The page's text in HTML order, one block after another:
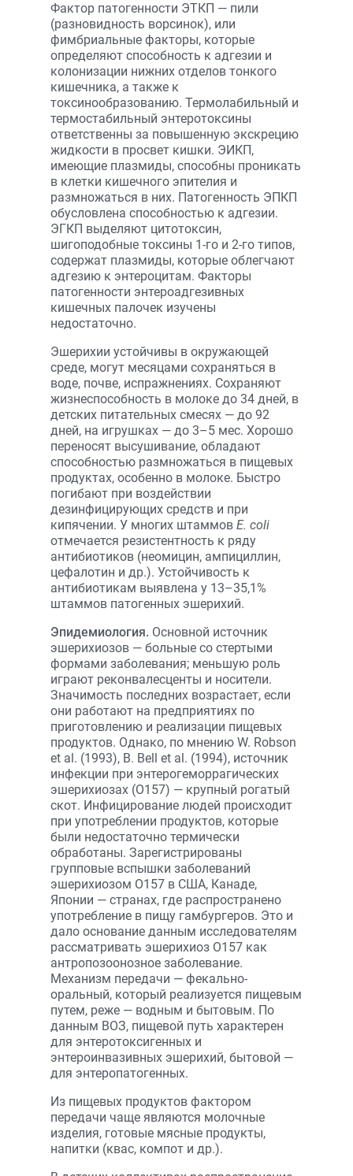
Фактор патогенности ЭТКП — пили
(разновидность ворсинок), или
фимбриальные факторы, которые
определяют способность к адгезии и
колонизации нижних отделов тонкого
кишечника, а также к
токсинообразованию. Термолабильный и
термостабильный энтеротоксины
ответственны за повышенную экскрецию
жидкости в просвет кишки. ЭИКП,
имеющие плазмиды, способны проникать
в клетки кишечного эпителия и
размножаться в них. Патогенность ЭПКП
обусловлена способностью к адгезии.
ЭГКП выделяют цитотоксин,
шигоподобные токсины 1-го и 2-го типов,
содержат плазмиды, которые облегчают
адгезию к энтероцитам. Факторы
патогенности энтероадгезивных
кишечных палочек изучены
недостаточно.
Эшерихии устойчивы в окружающей
среде, могут месяцами сохраняться в
воде, почве, испражнениях. Сохраняют
жизнеспособность в молоке до 34 дней, в
детских питательных смесях — до 92
дней, на игрушках — до 3–5 мес. Хорошо
переносят высушивание, обладают
способностью размножаться в пищевых
продуктах, особенно в молоке. Быстро
погибают при воздей­ствии
дезинфицирующих средств и при
кипячении. У многих штаммов Е. соli
отмечается резистентность к ряду
антибиотиков (неомицин, ампициллин,
цефалотин и др.). Устойчивость к
антибиотикам выявлена у 13–35,1%
штаммов патогенных эшерихий.
Эпидемиология. Основной источник
эшерихиозов — больные со стертыми
формами заболевания; меньшую роль
играют реконвалесценты и носители.
Значимость последних возрастает, если
они работают на предприятиях по
приготовлению и реализации пищевых
продуктов. Однако, по мнению W. Robson
et al. (1993), B. Bell et al. (1994), источник
инфекции при энтерогеморрагических
эшерихиозах (О157) — крупный рогатый
скот. Инфицирование людей происходит
при употреблении продуктов, которые
были недостаточно термически
обработаны. Зарегистрированы
групповые вспышки заболеваний
эшерихиозом О157 в США, Канаде,
Японии — странах, где распространено
употребление в пищу гамбургеров. Это и
дало основание данным исследователям
рассматривать эшерихиоз О157 как
антро­по­­зоонозное заболевание.
Механизм передачи — фекально-
оральный, который реализуется пищевым
путем, реже — водным и бытовым. По
данным ВОЗ, пищевой путь характерен
для энтеротоксигенных и
энтероинвазивных эшерихий, бытовой —
для энтеропатогенных.
Из пищевых продуктов фактором
передачи чаще являются молочные
изделия, готовые мясные продукты,
напитки (квас, компот и др.).